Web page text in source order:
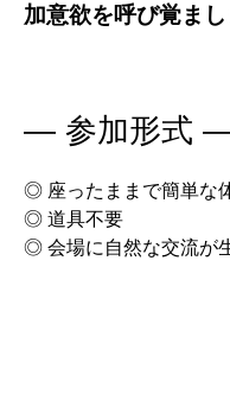
加意欲を呼び覚まし
― 参加形式
◎ 座ったままで簡単な
◎ 道具不要
◎ 会場に自然な交流が